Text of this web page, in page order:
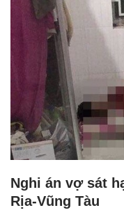
Nghi án vợ sát
Rịa-Vũng Tàu